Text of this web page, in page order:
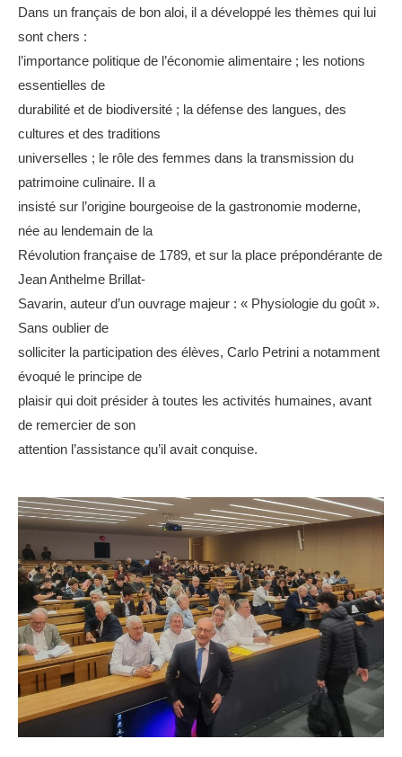
Dans un français de bon aloi, il a développé les thèmes qui lui
sont chers :
l’importance politique de l’économie alimentaire ; les notions
essentielles de
durabilité et de biodiversité ; la défense des langues, des
cultures et des traditions
universelles ; le rôle des femmes dans la transmission du
patrimoine culinaire. Il a
insisté sur l’origine bourgeoise de la gastronomie moderne,
née au lendemain de la
Révolution française de 1789, et sur la place prépondérante de
Jean Anthelme Brillat-
Savarin, auteur d’un ouvrage majeur : « Physiologie du goût ».
Sans oublier de
solliciter la participation des élèves, Carlo Petrini a notamment
évoqué le principe de
plaisir qui doit présider à toutes les activités humaines, avant
de remercier de son
attention l’assistance qu’il avait conquise.